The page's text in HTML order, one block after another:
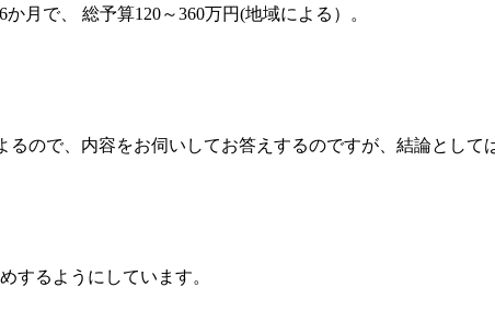
月で、 総予算120～360万円(地域による）。
ので、内容をお伺いしてお答えするのですが、結論として
するようにしています。